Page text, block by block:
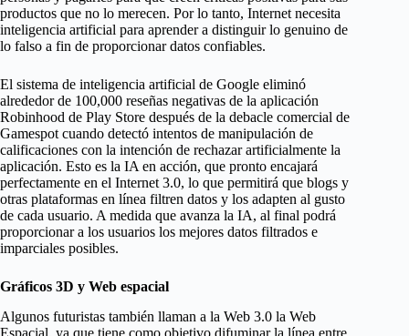
productos que no lo merecen. Por lo tanto, Internet necesita
inteligencia artificial para aprender a distinguir lo genuino de
lo falso a fin de proporcionar datos confiables.
El sistema de inteligencia artificial de Google eliminó
alrededor de 100,000 reseñas negativas de la aplicación
Robinhood de Play Store después de la debacle comercial de
Gamespot cuando detectó intentos de manipulación de
calificaciones con la intención de rechazar artificialmente la
aplicación. Esto es la IA en acción, que pronto encajará
perfectamente en el Internet 3.0, lo que permitirá que blogs y
otras plataformas en línea filtren datos y los adapten al gusto
de cada usuario. A medida que avanza la IA, al final podrá
proporcionar a los usuarios los mejores datos filtrados e
imparciales posibles.
Gráficos 3D y Web espacial
Algunos futuristas también llaman a la Web 3.0 la Web
Espacial, ya que tiene como objetivo difuminar la línea entre